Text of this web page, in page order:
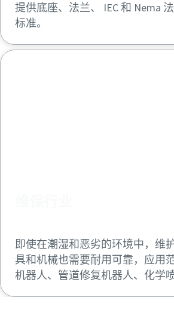
提供底座、法兰、 IEC 和 Nema
标准。
即使在潮湿和恶劣的环境中，维
具和机械也需要耐用可靠，应用
机器人、管道修复机器人、化学